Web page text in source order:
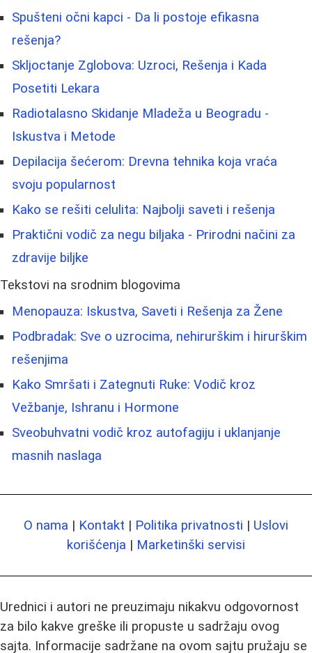
Spušteni očni kapci - Da li postoje efikasna
rešenja?
Skljoctanje Zglobova: Uzroci, Rešenja i Kada
Posetiti Lekara
Radiotalasno Skidanje Mladeža u Beogradu -
Iskustva i Metode
Depilacija šećerom: Drevna tehnika koja vraća
svoju popularnost
Kako se rešiti celulita: Najbolji saveti i rešenja
Praktični vodič za negu biljaka - Prirodni načini za
zdravije biljke
Tekstovi na srodnim blogovima
Menopauza: Iskustva, Saveti i Rešenja za Žene
Podbradak: Sve o uzrocima, nehirurškim i hirurškim
rešenjima
Kako Smršati i Zategnuti Ruke: Vodič kroz
Vežbanje, Ishranu i Hormone
Sveobuhvatni vodič kroz autofagiju i uklanjanje
masnih naslaga
O nama | Kontakt | Politika privatnosti | Uslovi
korišćenja | Marketinški servisi
Urednici i autori ne preuzimaju nikakvu odgovornost
za bilo kakve greške ili propuste u sadržaju ovog
sajta. Informacije sadržane na ovom sajtu pružaju se